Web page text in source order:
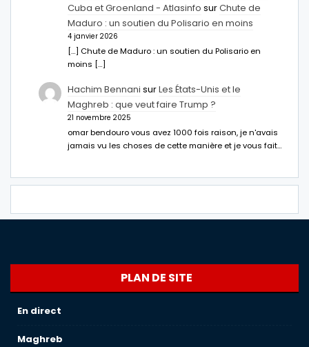
Cuba et Groenland - Atlasinfo surChute de
Maduro : un soutien du Polisario en moins
4 janvier 2026
[…] Chute de Maduro : un soutien du Polisario en
moins […]
Hachim Bennani surLes États-Unis et le
Maghreb : que veut faire Trump ?
21 novembre 2025
omar bendouro vous avez 1000 fois raison, je n'avais
jamais vu les choses de cette manière et je vous fait…
PLAN DE SITE
En direct
Maghreb